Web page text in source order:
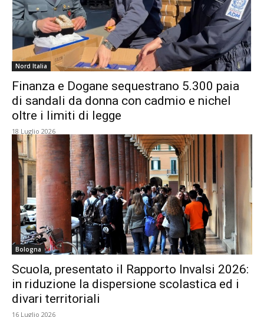
Nord Italia
Finanza e Dogane sequestrano 5.300 paia
di sandali da donna con cadmio e nichel
oltre i limiti di legge
18 Luglio 2026
Bologna
Scuola, presentato il Rapporto Invalsi 2026:
in riduzione la dispersione scolastica ed i
divari territoriali
16 Luglio 2026